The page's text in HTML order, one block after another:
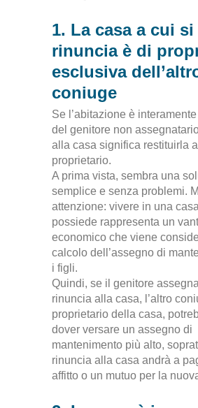
1. La casa a cui si
rinuncia è di
esclusiva
coniuge
Se l’abitazione è
del genitore non
alla casa significa restituirla
proprietario.
A prima vista, sembra una
semplice e senza problemi.
attenzione: vivere in una
possiede rappresenta un
economico che viene
calcolo dell’assegno di
i figli.
Quindi, se il genitore
rinuncia alla casa, l’altro
proprietario della casa,
dover versare un assegno di
mantenimento più alto,
rinuncia alla casa andrà a
affitto o un mutuo per la